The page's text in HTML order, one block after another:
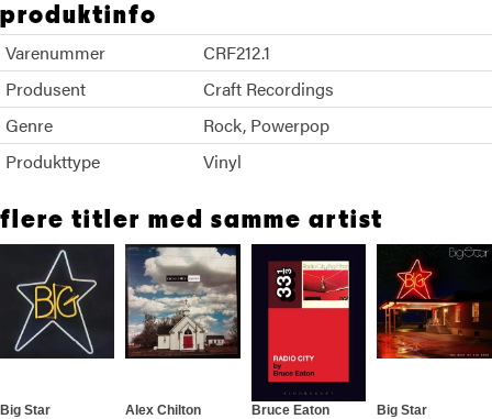
produktinfo
Varenummer
CRF212.1
Produsent
Craft Recordings
Genre
Rock Powerpop
Produkttype
Vinyl
flere titler med samme artist
Big Star
Alex Chilton
Bruce Eaton
Big Star